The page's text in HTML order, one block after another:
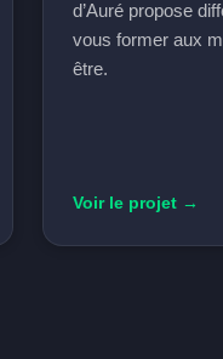
d’Auré propose
vous former aux
être.
Voir le projet →